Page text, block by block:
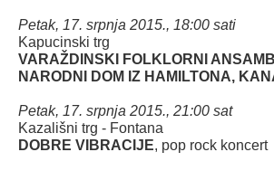
Petak, 17. srpnja 2015., 18:00 sati
Kapucinski trg
VARAŽDINSKI FOLKLORNI
NARODNI DOM IZ HAMILTONA,
Petak, 17. srpnja 2015., 21:00 sat
Kazališni trg - Fontana
DOBRE VIBRACIJE, pop rock koncert